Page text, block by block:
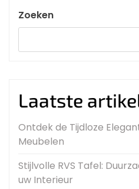
Zoeken
Laatste
Ontdek de Tijdloze
Meubelen
Stijlvolle RVS Tafel:
uw Interieur